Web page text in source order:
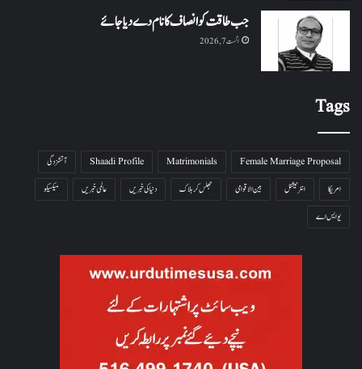
جب طاقت کو انصاف کا نام دے دیا جائے
اگست 7, 2026
Tags
Female Marriage Proposal
Matrimonials
Shaadi Profile
آتشزدگی
امریکا
انٹرنیشنل بین الاقوامی جھلس کر ہلاک دنیا کی خبریں عالمی خبریں
میکسیکو
یو ایس اے